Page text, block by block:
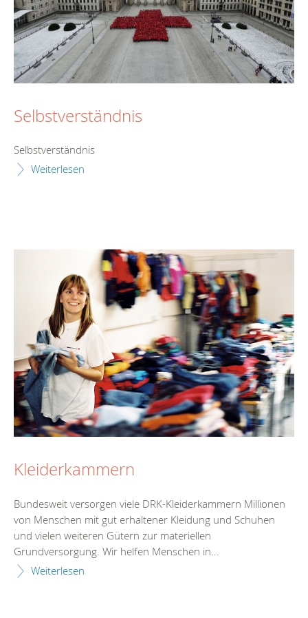
Selbstverständnis
Selbstverständnis
Weiterlesen
Kleiderkammern
Bundesweit versorgen viele DRK-Kleiderkammern Millionen
von Menschen mit gut erhaltener Kleidung und Schuhen
und vielen weiteren Gütern zur materiellen
Grundversorgung. Wir helfen Menschen in...
Weiterlesen